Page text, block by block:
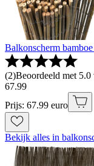
Balkonscherm
(2)Beoordeeld met
67.99
Prijs: 67.99 euro
Bekijk alles in